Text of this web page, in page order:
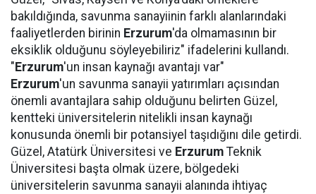
bakıldığında, savunma sanayiinin farklı alanlarındaki
faaliyetlerden birinin Erzurum'da olmamasının bir
eksiklik olduğunu söyleyebiliriz" ifadelerini kullandı.
"Erzurum'un insan kaynağı avantajı var"
Erzurum'un savunma sanayii yatırımları açısından
önemli avantajlara sahip olduğunu belirten Güzel,
kentteki üniversitelerin nitelikli insan kaynağı
konusunda önemli bir potansiyel taşıdığını dile getirdi.
Güzel, Atatürk Üniversitesi ve Erzurum Teknik
Üniversitesi başta olmak üzere, bölgedeki
üniversitelerin savunma sanayii alanında ihtiyaç